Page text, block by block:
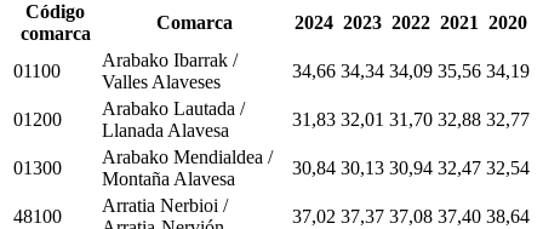
Código
comarca
Comarca 2024 2023 2022 2021 2020
01100
Arabako Ibarrak /
Valles Alaveses
34,66 34,34 34,09 35,56 34,19
01200
Arabako Lautada /
Llanada Alavesa
31,83 32,01 31,70 32,88 32,77
01300
Arabako Mendialdea /
Montaña Alavesa
30,84 30,13 30,94 32,47 32,54
48100
Arratia Nerbioi /
37,02 37,37 37,08 37,40 38,64